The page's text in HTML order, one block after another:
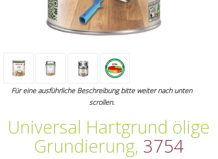
Für eine ausführliche Beschreibung bitte weiter nach unten
scrollen.
Universal Hartgrund ölige
Grundierung, 3754